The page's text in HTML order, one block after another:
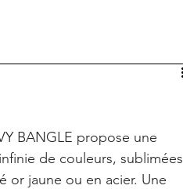
BANGLE propose une
de couleurs, sublimées
or jaune ou en acier. Une